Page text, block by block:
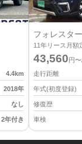
4.4km
2018年
なし
2年付き
フォレスター
11年リース月額
43,560円
走行距離
年式(初度登録)
修復歴
車検